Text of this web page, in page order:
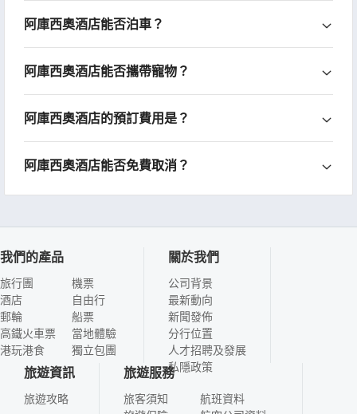
阿庫西奧酒店能否泊車？
阿庫西奧酒店能否攜帶寵物？
阿庫西奧酒店的預訂費用是？
阿庫西奧酒店能否免費取消？
我們的產品
旅行團
酒店
郵輪
高鐵火車票
港玩港食
機票
自由行
船票
當地體驗
獨立包團
關於我們
公司背景
最新動向
新聞發佈
分行位置
人才招聘及發展
私隱政策
旅遊資訊
旅遊攻略
旅遊服務
旅客須知
航班資料